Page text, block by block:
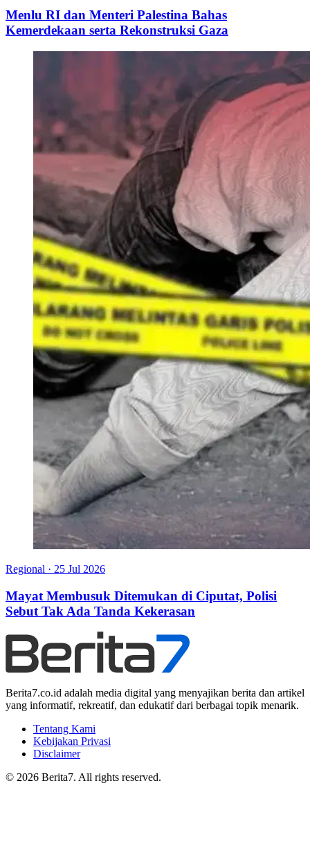
Menlu RI dan Menteri Palestina Bahas
Kemerdekaan serta Rekonstruksi Gaza
Regional · 25 Jul 2026
Mayat Membusuk Ditemukan di Ciputat, Polisi
Sebut Tak Ada Tanda Kekerasan
Berita7.co.id adalah media digital yang menyajikan berita dan artikel
yang informatif, rekreatif, dan edukatif dari berbagai topik menarik.
Tentang Kami
Kebijakan Privasi
Disclaimer
© 2026 Berita7. All rights reserved.